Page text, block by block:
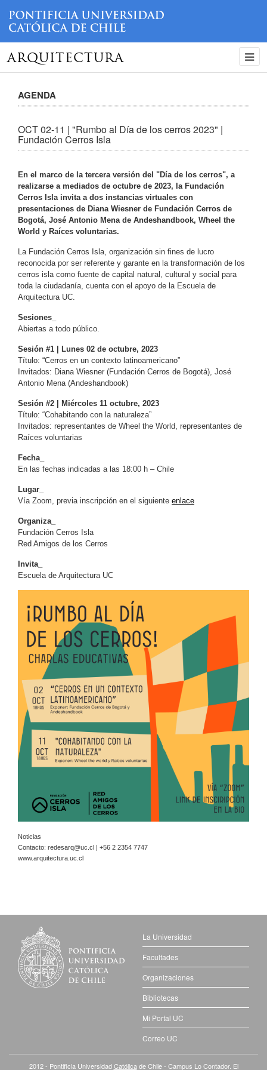
ARQUITECTURA
AGENDA
OCT 02-11 | "Rumbo al Día de los cerros 2023" |
Fundación Cerros Isla
En el marco de la tercera versión del "Día de los cerros", a
realizarse a mediados de octubre de 2023, la Fundación
Cerros Isla invita a dos instancias virtuales con
presentaciones de Diana Wiesner de Fundación Cerros de
Bogotá, José Antonio Mena de Andeshandbook, Wheel the
World y Raíces voluntarias.
La Fundación Cerros Isla, organización sin fines de lucro
reconocida por ser referente y garante en la transformación de los
cerros isla como fuente de capital natural, cultural y social para
toda la ciudadanía, cuenta con el apoyo de la Escuela de
Arquitectura UC.
Sesiones_
Abiertas a todo público.
Sesión #1 | Lunes 02 de octubre, 2023
Título: “Cerros en un contexto latinoamericano”
Invitados: Diana Wiesner (Fundación Cerros de Bogotá), José
Antonio Mena (Andeshandbook)
Sesión #2 | Miércoles 11 octubre, 2023
Título: “Cohabitando con la naturaleza”
Invitados: representantes de Wheel the World, representantes de
Raíces voluntarias
Fecha_
En las fechas indicadas a las 18:00 h – Chile
Lugar_
Vía Zoom, previa inscripción en el siguiente enlace
Organiza_
Fundación Cerros Isla
Red Amigos de los Cerros
Invita_
Escuela de Arquitectura UC
Noticias
Contacto: redesarq@uc.cl | +56 2 2354 7747
www.arquitectura.uc.cl
La Universidad
Facultades
Organizaciones
Bibliotecas
Mi Portal UC
Correo UC
2012 - Pontificia UniversidadCatólica de Chile - Campus Lo Contador. El